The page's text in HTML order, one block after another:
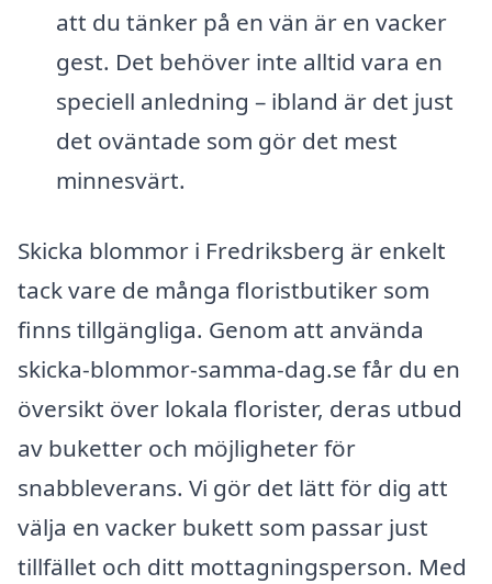
att du tänker på en vän är en vacker
gest. Det behöver inte alltid vara en
speciell anledning – ibland är det just
det oväntade som gör det mest
minnesvärt.
Skicka blommor i Fredriksberg är enkelt
tack vare de många floristbutiker som
finns tillgängliga. Genom att använda
skicka-blommor-samma-dag.se får du en
översikt över lokala florister, deras utbud
av buketter och möjligheter för
snabbleverans. Vi gör det lätt för dig att
välja en vacker bukett som passar just
tillfället och ditt mottagningsperson. Med